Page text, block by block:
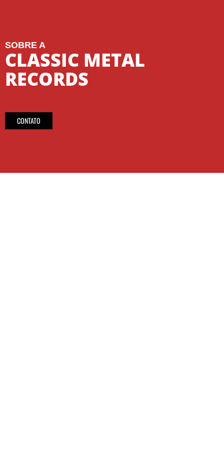
SOBRE A
CLASSIC METAL
RECORDS
CONTATO